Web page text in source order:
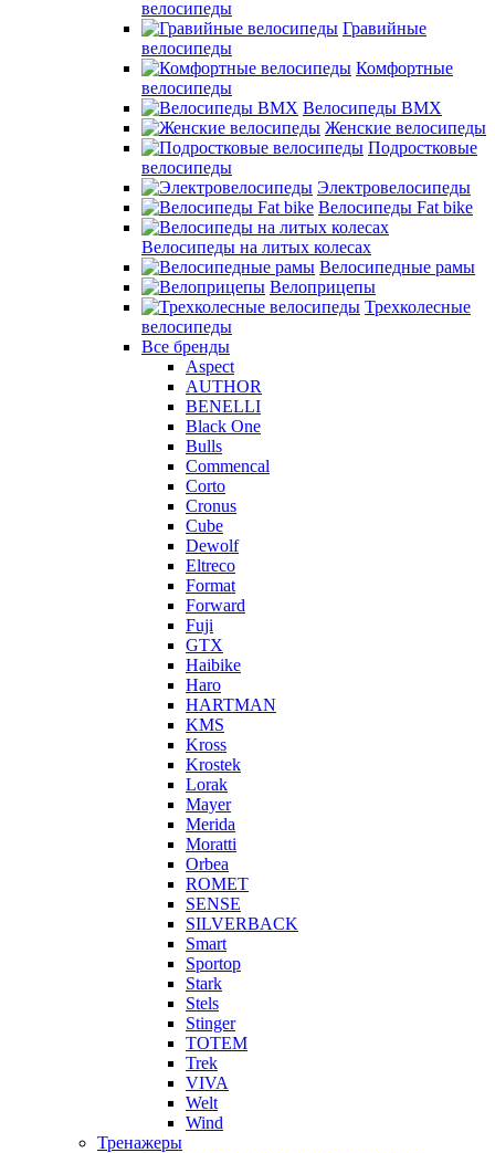
велосипеды
Гравийные
велосипеды
Комфортные
велосипеды
Велосипеды BMX
Женские велосипеды
Подростковые
велосипеды
Электровелосипеды
Велосипеды Fat bike
Велосипеды на литых колесах
Велосипедные рамы
Велоприцепы
Трехколесные
велосипеды
Все бренды
Aspect
AUTHOR
BENELLI
Black One
Bulls
Commencal
Corto
Cronus
Cube
Dewolf
Eltreco
Format
Forward
Fuji
GTX
Haibike
Haro
HARTMAN
KMS
Kross
Krostek
Lorak
Mayer
Merida
Moratti
Orbea
ROMET
SENSE
SILVERBACK
Smart
Sportop
Stark
Stels
Stinger
TOTEM
Trek
VIVA
Welt
Wind
Тренажеры